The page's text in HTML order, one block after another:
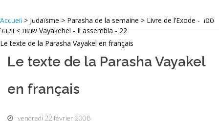
Accueil > Judaïsme > Parasha de la semaine > Livre de l’Exode - ספר
שמות > ויקהל Vayakehel - Il assembla - 22
Le texte de la Parasha Vayakel en français
Le texte de la Parasha Vayakel
en français
vendredi 22 février 2008